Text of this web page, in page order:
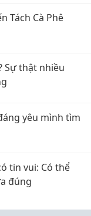
Tách Cà Phê
Sự thật nhiều
yêu mình tìm
tin vui: Có thể
đúng